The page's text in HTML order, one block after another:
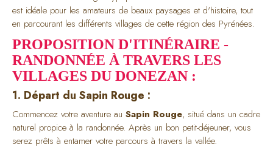
est idéale pour les amateurs de beaux paysages et d'histoire, tout
en parcourant les différents villages de cette région des Pyrénées.
PROPOSITION D'ITINÉRAIRE -
RANDONNÉE À TRAVERS LES
VILLAGES DU DONEZAN :
1. Départ du Sapin Rouge :
Commencez votre aventure au Sapin Rouge, situé dans un cadre
naturel propice à la randonnée. Après un bon petit-déjeuner, vous
serez prêts à entamer votre parcours à travers la vallée.